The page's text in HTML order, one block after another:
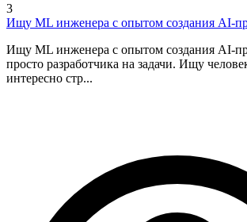
3
Ищу ML инженера с опытом создания AI-
Ищу ML инженера с опытом создания AI-
просто разработчика на задачи. Ищу
интересно стр...